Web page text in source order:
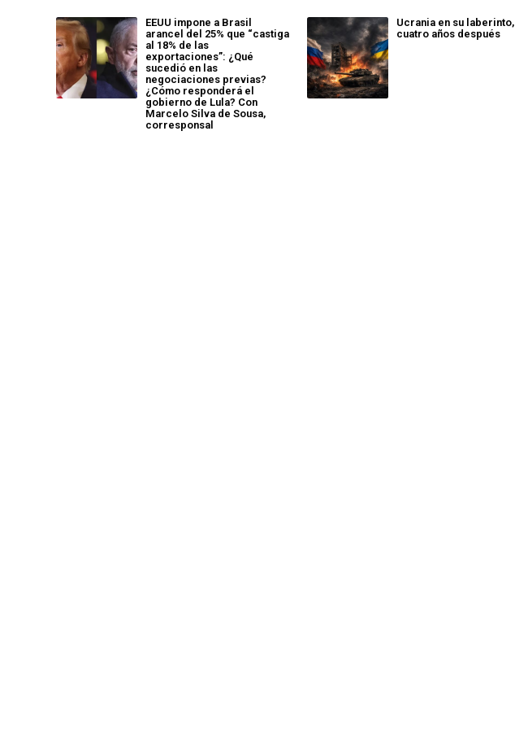
EEUU impone a Brasil
arancel del 25% que “castiga
al 18% de las
exportaciones”: ¿Qué
sucedió en las
negociaciones previas?
¿Cómo responderá el
gobierno de Lula? Con
Marcelo Silva de Sousa,
corresponsal
Ucrania en su laberinto,
cuatro años después